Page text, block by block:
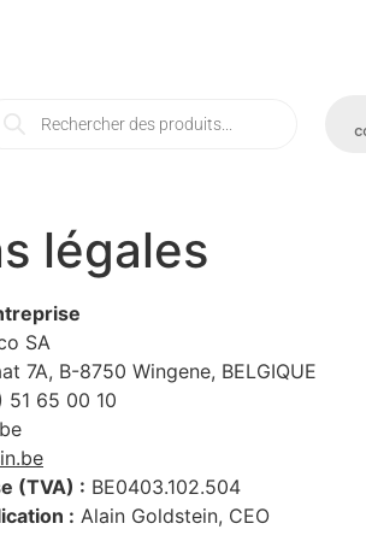
légales
SA
7A, B-8750 Wingene, BELGIQUE
51 65 00 10
(TVA) : BE0403.102.504
: Alain Goldstein, CEO